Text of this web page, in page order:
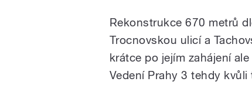
Rekonstrukce 670 metrů
Trocnovskou ulicí a
krátce po jejím zahájení
Vedení Prahy 3 tehdy